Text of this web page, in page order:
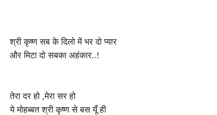
श्री कृष्ण सब के दिलो में भर दो प्यार
और मिटा दो सबका अहंकार..!
तेरा दर हो ,मेरा सर हो
ये मोहब्बत श्री कृष्ण से बस यूँ ही